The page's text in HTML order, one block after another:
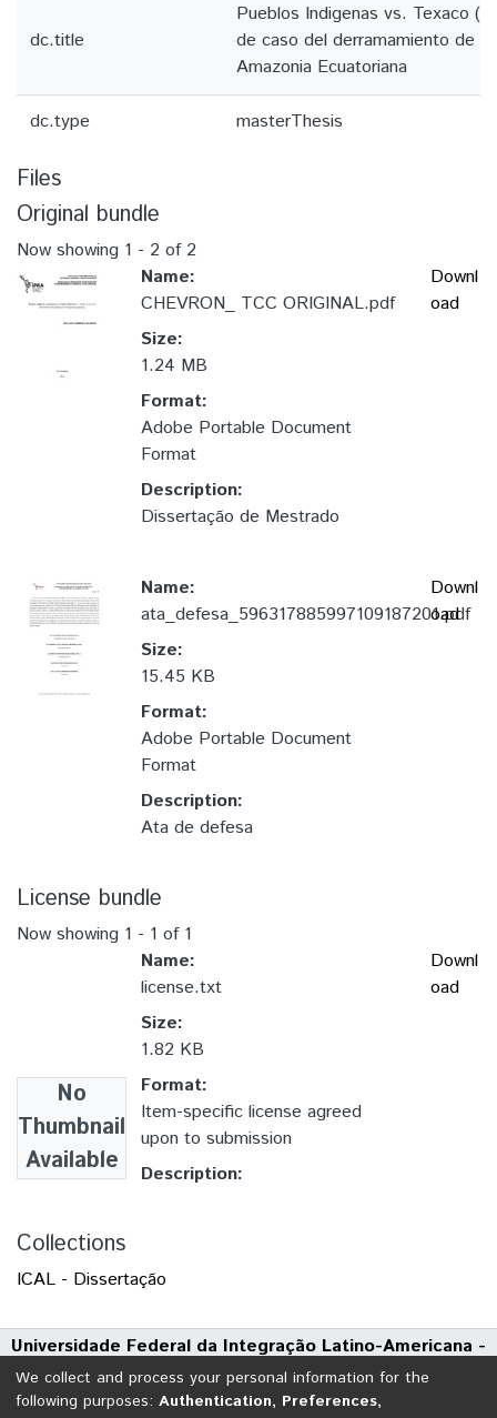
dc.title
Pueblos Indigenas vs. Texaco
de caso del derramamiento de
Amazonia Ecuatoriana
dc.type masterThesis
Files
Original bundle
Now showing 1 - 2 of 2
Name:
CHEVRON_ TCC ORIGINAL.pdf
Size:
1.24 MB
Format:
Adobe Portable Document
Format
Description:
Dissertação de Mestrado
Downl
oad
Name:
ata_defesa_596317885997109187201.pdf
Size:
15.45 KB
Format:
Adobe Portable Document
Format
Description:
Ata de defesa
Downl
oad
License bundle
Now showing 1 - 1 of 1
No
Thumbnail
Available
Name:
license.txt
Size:
1.82 KB
Format:
Item-specific license agreed
upon to submission
Description:
Downl
oad
Collections
ICAL - Dissertação
Universidade Federal da Integração Latino-Americana -
UNILA
Avenida Tarquínio Joslin dos Santos, 1000 - Polo Universitário
We collect and process your personal information for the
following purposes: Authentication, Preferences,